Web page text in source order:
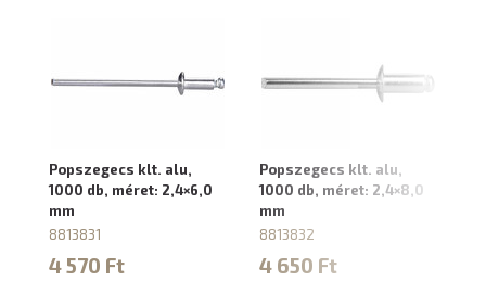
Popszegecs klt. alu,
1000 db, méret: 2,4×6,0
mm
8813831
4 570 Ft
Popszegecs klt. alu,
1000 db, méret: 2,4×8,0
mm
8813832
4 650 Ft